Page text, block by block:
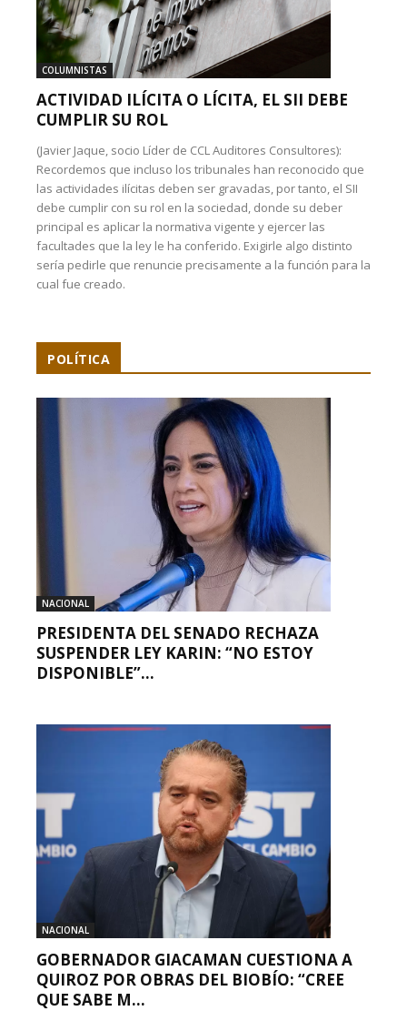
COLUMNISTAS
ACTIVIDAD ILÍCITA O LÍCITA, EL SII DEBE
CUMPLIR SU ROL
(Javier Jaque, socio Líder de CCL Auditores Consultores):
Recordemos que incluso los tribunales han reconocido que
las actividades ilícitas deben ser gravadas, por tanto, el SII
debe cumplir con su rol en la sociedad, donde su deber
principal es aplicar la normativa vigente y ejercer las
facultades que la ley le ha conferido. Exigirle algo distinto
sería pedirle que renuncie precisamente a la función para la
cual fue creado.
POLÍTICA
NACIONAL
PRESIDENTA DEL SENADO RECHAZA
SUSPENDER LEY KARIN: “NO ESTOY
DISPONIBLE”...
NACIONAL
GOBERNADOR GIACAMAN CUESTIONA A
QUIROZ POR OBRAS DEL BIOBÍO: “CREE
QUE SABE M...